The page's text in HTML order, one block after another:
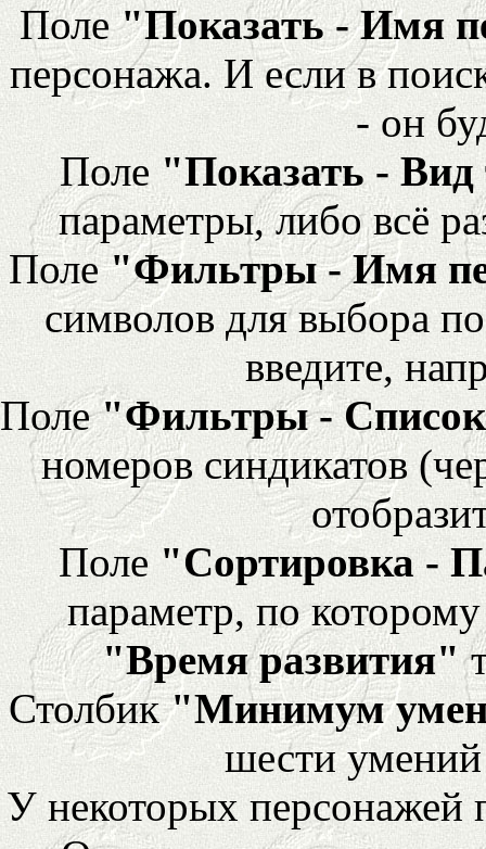
Поле"Показать - Имя
персонажа. И если в
- он
Поле "Показать -
параметры, либо всё
Поле"Фильтры - Имя
символов для выбора
введите,
Поле"Фильтры - Список
номеров синдикатов
Поле "Сортировка -
параметр, по
"Время развития"
Столбик"Минимум
шести
У некоторых персонажей